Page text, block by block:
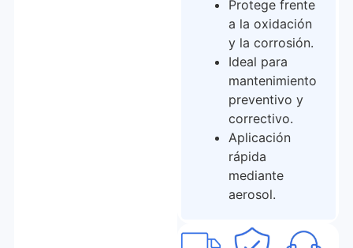
Protege frente
a la oxidación
y la corrosión.
Ideal para
mantenimiento
preventivo y
correctivo.
Aplicación
rápida
mediante
aerosol.